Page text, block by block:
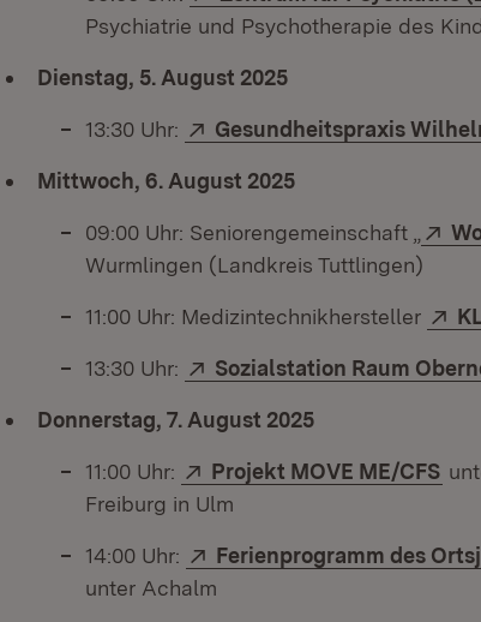
Psychiatrie und Psychotherapie des
Dienstag, 5. August 2025
13:30 Uhr: Extern:
Gesundheitspraxis
Mittwoch, 6. August 2025
09:00 Uhr: Seniorengemeinschaft „
Wurmlingen (Landkreis Tuttlingen)
11:00 Uhr: Medizintechnikhersteller
13:30 Uhr: Extern:
Sozialstation Raum
Donnerstag, 7. August 2025
11:00 Uhr: Extern:
Projekt MOVE ME/CFS
Freiburg in Ulm
14:00 Uhr: Extern:
Ferienprogramm des
unter Achalm